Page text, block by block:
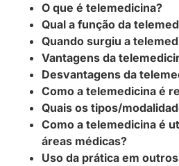
O que é telemedicina?
Qual a função da
Quando surgiu a
Vantagens da
Desvantagens da
Como a telemedicina é
Quais os tipos/
Como a telemedicina é
áreas médicas?
Uso da prática em